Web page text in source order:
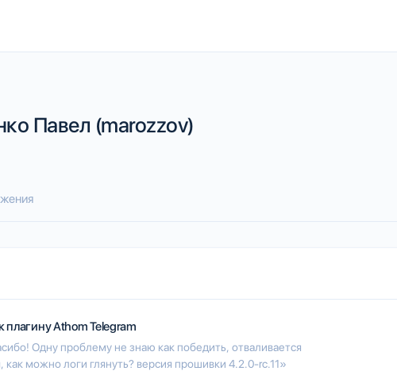
Павел (marozzov)
плагинуAthom Telegram
Одну проблему не знаю как победить, отваливается
как можно логи глянуть? версия прошивки 4.2.0-rc.11»